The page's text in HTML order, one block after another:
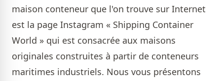
maison conteneur que l'on trouve sur Internet
est la page Instagram « Shipping Container
World » qui est consacrée aux maisons
originales construites à partir de conteneurs
maritimes industriels. Nous vous présentons